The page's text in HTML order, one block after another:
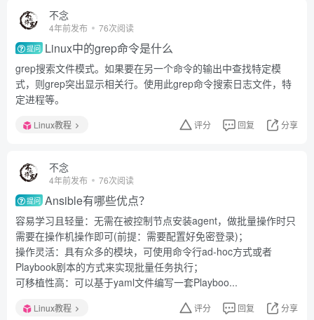
不念
4年前发布 76次阅读
提问 Linux中的grep命令是什么
grep搜索文件模式。如果要在另一个命令的输出中查找特定模
式，则grep突出显示相关行。使用此grep命令搜索日志文件，特
定进程等。
Linux教程 评分 回复 分享
不念
4年前发布 76次阅读
提问 Ansible有哪些优点？
容易学习且轻量：无需在被控制节点安装agent，做批量操作时只
需要在操作机操作即可(前提：需要配置好免密登录)；
操作灵活：具有众多的模块，可使用命令行ad-hoc方式或者
Playbook剧本的方式来实现批量任务执行；
可移植性高：可以基于yaml文件编写一套Playboo...
Linux教程 评分 回复 分享